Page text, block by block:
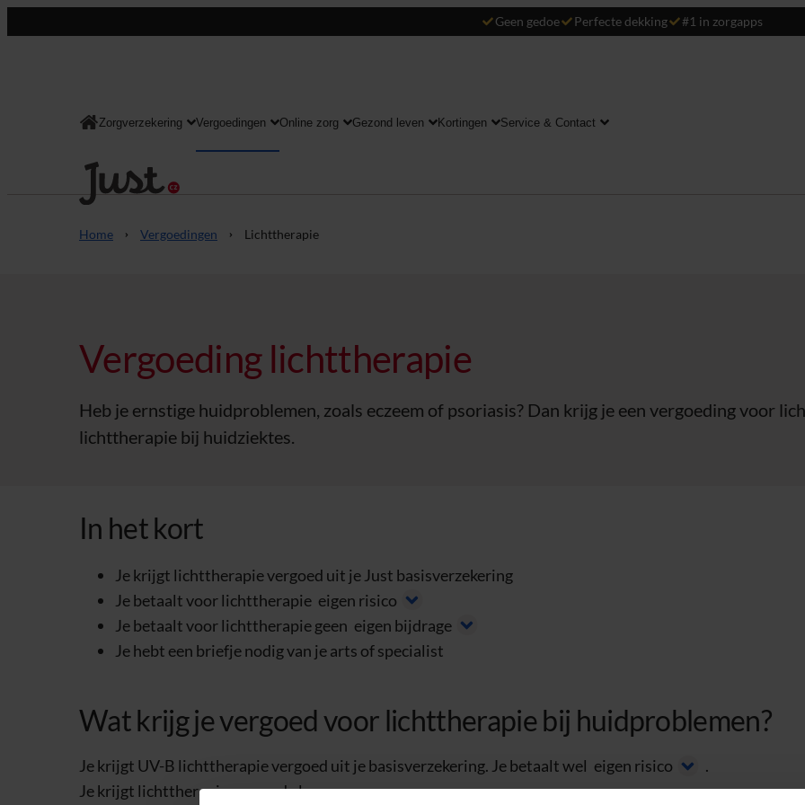
Geen gedoe Perfecte dekking #1 in zorgapps
Consument
Zorgverzekering Vergoedingen Online zorg Gezond leven Kortingen Service & Contact
Home Vergoedingen Lichttherapie
Vergoeding lichttherapie
Heb je ernstige huidproblemen, zoals eczeem of psoriasis? Dan krijg je een vergoeding voor
lichttherapie bij huidziektes.
In het kort
Je krijgt lichttherapie vergoed uit je Just basisverzekering
Je betaalt voor lichttherapie eigen risico
Je betaalt voor lichttherapie geen eigen bijdrage
Je hebt een briefje nodig van je arts of specialist
Wat krijg je vergoed voor lichttherapie bij huidproblemen?
Je krijgt UV-B lichttherapie vergoed uit je basisverzekering. Je betaalt wel eigen risico
.
Je krijgt lichttherapie vergoed als: